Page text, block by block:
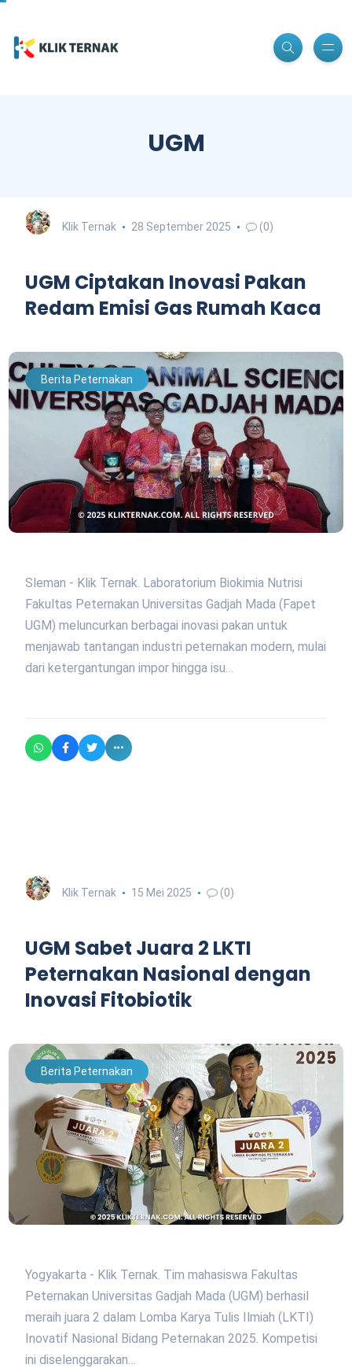
UGM
Klik Ternak 28 September 2025 (0)
UGM Ciptakan Inovasi Pakan
Redam Emisi Gas Rumah Kaca
Berita Peternakan
Sleman - Klik Ternak. Laboratorium Biokimia Nutrisi
Fakultas Peternakan Universitas Gadjah Mada (Fapet
UGM) meluncurkan berbagai inovasi pakan untuk
menjawab tantangan industri peternakan modern, mulai
dari ketergantungan impor hingga isu…
Klik Ternak 15 Mei 2025 (0)
UGM Sabet Juara 2 LKTI
Peternakan Nasional dengan
Inovasi Fitobiotik
Berita Peternakan
Yogyakarta - Klik Ternak. Tim mahasiswa Fakultas
Peternakan Universitas Gadjah Mada (UGM) berhasil
meraih juara 2 dalam Lomba Karya Tulis Ilmiah (LKTI)
Inovatif Nasional Bidang Peternakan 2025. Kompetisi
ini diselenggarakan…